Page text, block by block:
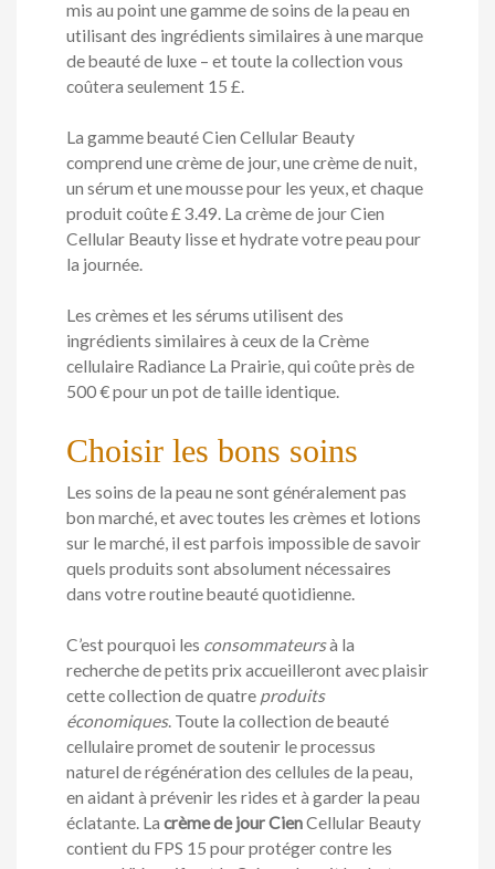
mis au point une gamme de soins de la peau en
utilisant des ingrédients similaires à une marque
de beauté de luxe – et toute la collection vous
coûtera seulement 15 £.
La gamme beauté Cien Cellular Beauty
comprend une crème de jour, une crème de nuit,
un sérum et une mousse pour les yeux, et chaque
produit coûte £ 3.49. La crème de jour Cien
Cellular Beauty lisse et hydrate votre peau pour
la journée.
Les crèmes et les sérums utilisent des
ingrédients similaires à ceux de la Crème
cellulaire Radiance La Prairie, qui coûte près de
500 € pour un pot de taille identique.
Choisir les bons soins
Les soins de la peau ne sont généralement pas
bon marché, et avec toutes les crèmes et lotions
sur le marché, il est parfois impossible de savoir
quels produits sont absolument nécessaires
dans votre routine beauté quotidienne.
C’est pourquoi les consommateursà la
recherche de petits prix accueilleront avec plaisir
cette collection de quatre produits
économiques. Toute la collection de beauté
cellulaire promet de soutenir le processus
naturel de régénération des cellules de la peau,
en aidant à prévenir les rides et à garder la peau
éclatante. La crème de jour CienCellular Beauty
contient du FPS 15 pour protéger contre les